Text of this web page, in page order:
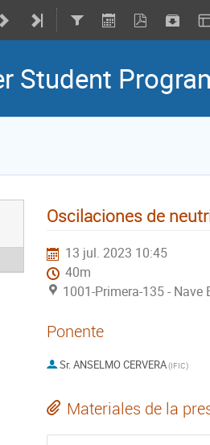
Student
Oscilaciones de
13 jul. 2023 10:45
40m
1001-Primera-135 -
Ponente
Sr.ANSELMO CERVERA(IFIC)
Materiales de la